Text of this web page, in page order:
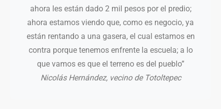
ahora les están dado 2 mil pesos por el predio;
ahora estamos viendo que, como es negocio, ya
están rentando a una gasera, el cual estamos en
contra porque tenemos enfrente la escuela; a lo
que vamos es que el terreno es del pueblo”
Nicolás Hernández, vecino de Totoltepec